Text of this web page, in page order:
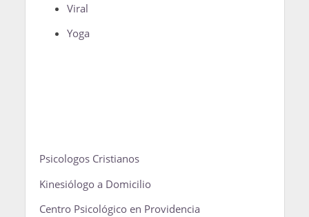
Viral
Yoga
Psicologos Cristianos
Kinesiólogo a Domicilio
Centro Psicológico en Providencia